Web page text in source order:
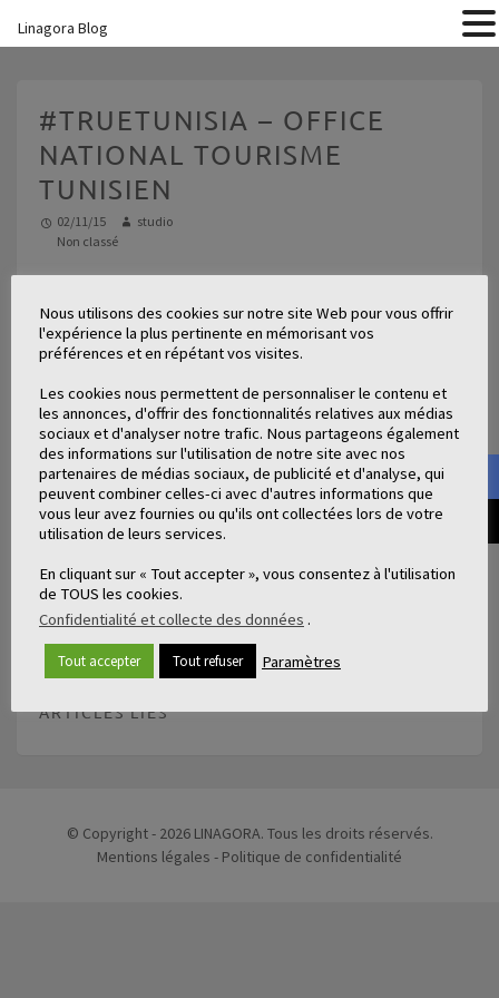
#TRUETUNISIA – OFFICE
NATIONAL TOURISME
TUNISIEN
02/11/15
studio
Non classé
promotion pour le tourisme en Tunisie Problématique
Comment mettre en valeur une campagne de 15 vidéos
Réaliser un site promotionnel capitalisant sur les
sensations du voyage Inviter au voyage via une carte de
parcours touristiques Géolocaliser les photos des lieux
à […]
Cet article#TrueTunisia – Office National Tourisme
ARTICLES LIÉS
© Copyright - 2026 LINAGORA. Tous les droits réservés.
Mentions légales - Politique de confidentialité
Nous utilisons des cookies sur notre site Web pour vous offrir
l'expérience la plus pertinente en mémorisant vos
préférences et en répétant vos visites.
Les cookies nous permettent de personnaliser le contenu et
les annonces, d'offrir des fonctionnalités relatives aux médias
sociaux et d'analyser notre trafic. Nous partageons également
des informations sur l'utilisation de notre site avec nos
partenaires de médias sociaux, de publicité et d'analyse, qui
peuvent combiner celles-ci avec d'autres informations que
vous leur avez fournies ou qu'ils ont collectées lors de votre
utilisation de leurs services.
En cliquant sur « Tout accepter », vous consentez à l'utilisation
de TOUS les cookies.
Confidentialité et collecte des données .
Tout accepter Tout refuser Paramètres
Linagora Blog